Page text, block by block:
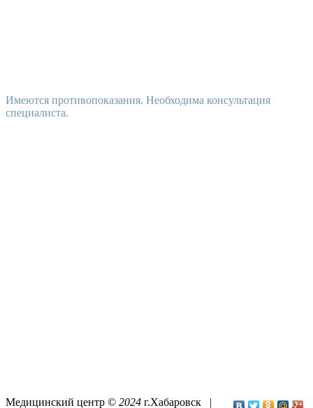
Имеются противопоказания. Необходима консультация
специалиста.
Медицинский центр © 2024 г.Хабаровск |